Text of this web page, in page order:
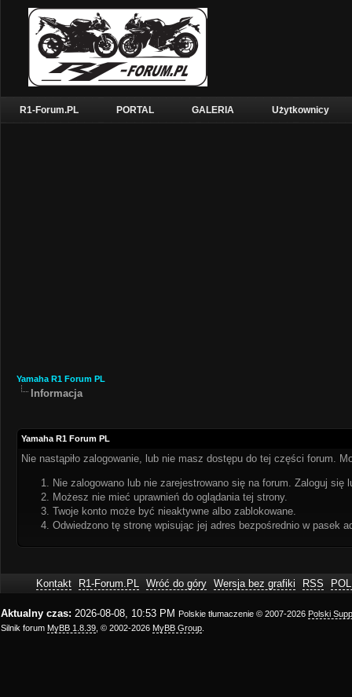
R1-Forum.PL PORTAL GALERIA Użytkownicy
Yamaha R1 Forum PL
Informacja
Yamaha R1 Forum PL
Nie nastąpiło zalogowanie, lub nie masz dostępu do tej części forum.
Nie zalogowano lub nie zarejestrowano się na forum. Zaloguj się
Możesz nie mieć uprawnień do oglądania tej strony.
Twoje konto może być nieaktywne albo zablokowane.
Odwiedzono tę stronę wpisując jej adres bezpośrednio w pasek
Kontakt R1-Forum.PL Wróć do góry Wersja bez grafiki RSS
Aktualny czas: 2026-08-08, 10:53 PM Polskie tłumaczenie © 2007-2026 Polski
Silnik forum MyBB 1.8.39 , © 2002-2026 MyBB Group